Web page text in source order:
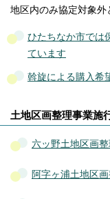
地区内のみ協定対象外
ひたちなか市では
ています
斡旋による購入希
土地区画整理事業施
六ッ野土地区画
阿字ヶ浦土地区